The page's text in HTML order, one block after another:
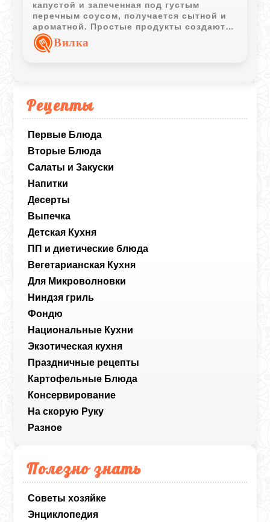
Рецепты
Первые Блюда
Вторые Блюда
Салаты и Закуски
Напитки
Десерты
Выпечка
Детская Кухня
ПП и диетические блюда
Вегетарианская Кухня
Для Микроволновки
Ниндзя гриль
Фондю
Национальные Кухни
Экзотическая кухня
Праздничные рецепты
Картофельные Блюда
Консервирование
На скорую Руку
Разное
Полезно знать
Советы хозяйке
Энциклопедия
капустой и запеченная под густым
перечным соусом, получается сытной и
ароматной. Простые продукты создают
гармоничное домашнее блюдо для
семейного обеда.
Вилка